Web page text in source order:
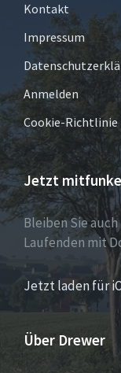
Kontakt
Impressum
Anmelden
Cookie-Richtlinie
Jetzt
Bleiben Sie
Laufenden mit
Jetzt laden für
Über Drewer